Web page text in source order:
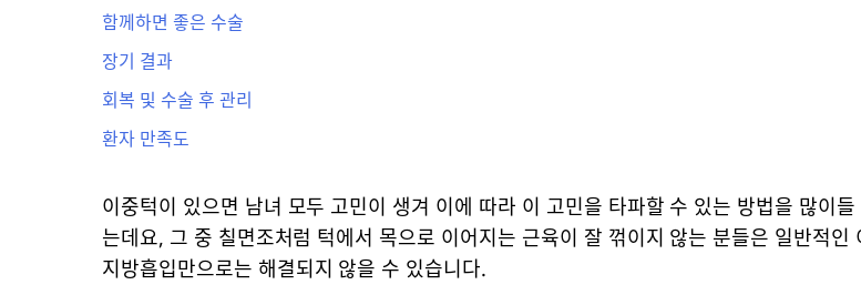
함께하면 좋은 수술
​장기 결과
​회복 및 수술 후 관리
환자 만족도
이중턱이 있으면 남녀 모두 고민이 생겨 이에 따라 이 고민을 타파할 수 있는 방법을 많이들
는데요, 그 중 칠면조처럼 턱에서 목으로 이어지는 근육이 잘 꺾이지 않는 분들은 일반적인
지방흡입만으로는 해결되지 않을 수 있습니다.